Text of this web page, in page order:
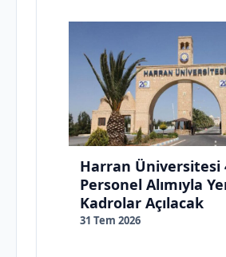
Harran Üniversitesi
Personel Alımıyla
Kadrolar Açılacak
31 Tem 2026